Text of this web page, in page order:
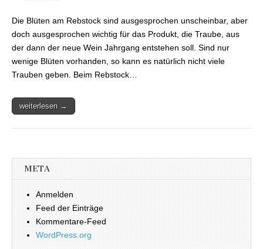
Jahrgang ist getan.
Die Blüten am Rebstock sind ausgesprochen unscheinbar, aber
doch ausgesprochen wichtig für das Produkt, die Traube, aus
der dann der neue Wein Jahrgang entstehen soll. Sind nur
wenige Blüten vorhanden, so kann es natürlich nicht viele
Trauben geben. Beim Rebstock…
weiterlesen →
META
Anmelden
Feed der Einträge
Kommentare-Feed
WordPress.org